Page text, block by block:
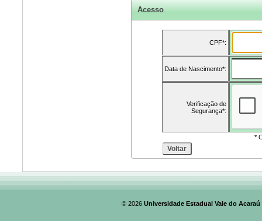
Acesso
CPF*:
Data de Nascimento*:
Verificação de
Segurança*:
*
© 2026 Universidade Estadual Vale do Acaraú